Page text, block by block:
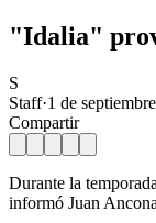
"Idalia"
S
Staff·1 de
Compartir
Durante la
informó Juan